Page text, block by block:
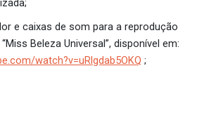
e caixas de som para a reprodução
Beleza Universal”, disponível em:
watch?v=uRlgdab5OKQ ;